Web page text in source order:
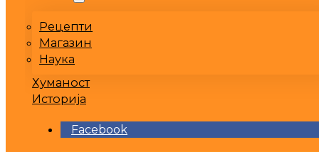
Рецепти
Магазин
Наука
Хуманост
Историја
Facebook